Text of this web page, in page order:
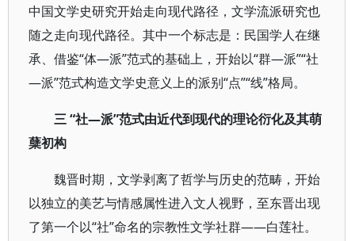
中国文学史研究开始走向现代路径，文学流派研究也
随之走向现代路径。其中一个标志是：民国学人在继
承、借鉴“体—派”范式的基础上，开始以“群—派”“社
—派”范式构造文学史意义上的派别“点”“线”格局。
三 “社—派”范式由近代到现代的理论衍化及其萌
蘖初构
魏晋时期，文学剥离了哲学与历史的范畴，开始
以独立的美艺与情感属性进入文人视野，至东晋出现
了第一个以“社”命名的宗教性文学社群——白莲社。